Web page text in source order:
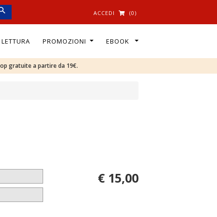
ACCEDI (0)
PROMOZIONI EBOOK
gratuite a partire da 19€.
€ 15,00